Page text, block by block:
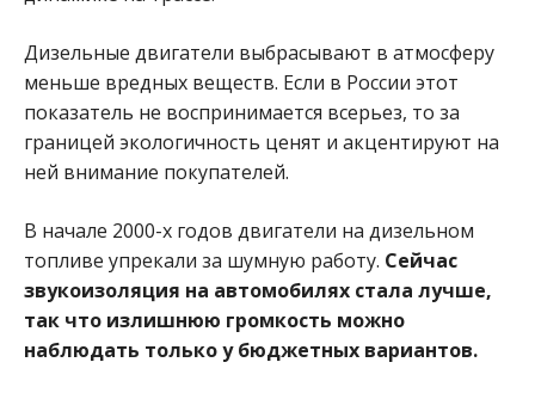
Дизельные двигатели выбрасывают в атмосферу
меньше вредных веществ. Если в России этот
показатель не воспринимается всерьез, то за
границей экологичность ценят и акцентируют на
ней внимание покупателей.
В начале 2000-х годов двигатели на дизельном
топливе упрекали за шумную работу. Сейчас
звукоизоляция на автомобилях стала лучше,
так что излишнюю громкость можно
наблюдать только у бюджетных вариантов.